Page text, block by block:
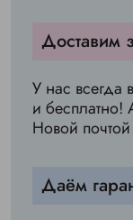
Доставим
У нас всегда
и бесплатно!
Новой
Даём